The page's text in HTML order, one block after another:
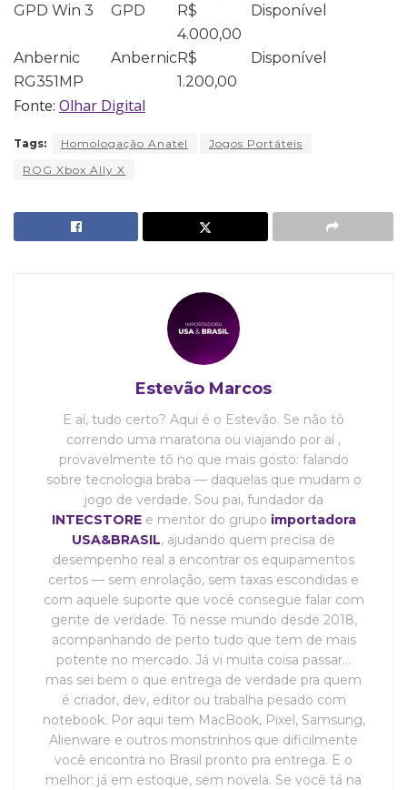
GPD Win 3 GPD
R$
4.000,00
Disponível
Anbernic
RG351MP
AnbernicR$
1.200,00
Disponível
Fonte: Olhar Digital
Tags: Homologação Anatel
Jogos Portáteis
ROG Xbox Ally X
Estevão Marcos
E aí, tudo certo? Aqui é o Estevão. Se não tô
correndo uma maratona ou viajando por aí ,
provavelmente tô no que mais gosto: falando
sobre tecnologia braba — daquelas que mudam o
jogo de verdade. Sou pai, fundador da
INTECSTOREe mentor do grupo importadora
USA&BRASIL, ajudando quem precisa de
desempenho real a encontrar os equipamentos
certos — sem enrolação, sem taxas escondidas e
com aquele suporte que você consegue falar com
gente de verdade. Tô nesse mundo desde 2018,
acompanhando de perto tudo que tem de mais
potente no mercado. Já vi muita coisa passar…
mas sei bem o que entrega de verdade pra quem
é criador, dev, editor ou trabalha pesado com
notebook. Por aqui tem MacBook, Pixel, Samsung,
Alienware e outros monstrinhos que dificilmente
você encontra no Brasil pronto pra entrega. E o
melhor: já em estoque, sem novela. Se você tá na